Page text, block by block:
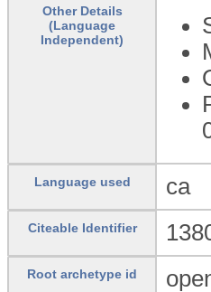
Other Details
(Language
Independent)
Language used ca
Citeable Identifier
Root archetype id